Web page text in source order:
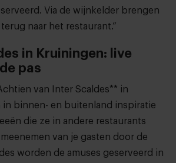
Via de wijnkelder brengen
naar het restaurant.”
in Kruiningen: live
pas
van Inter Scaldes** in
in binnen- en buitenland inspiratie
die ze in andere restaurants
van je gasten door de
worden de amuses geserveerd in